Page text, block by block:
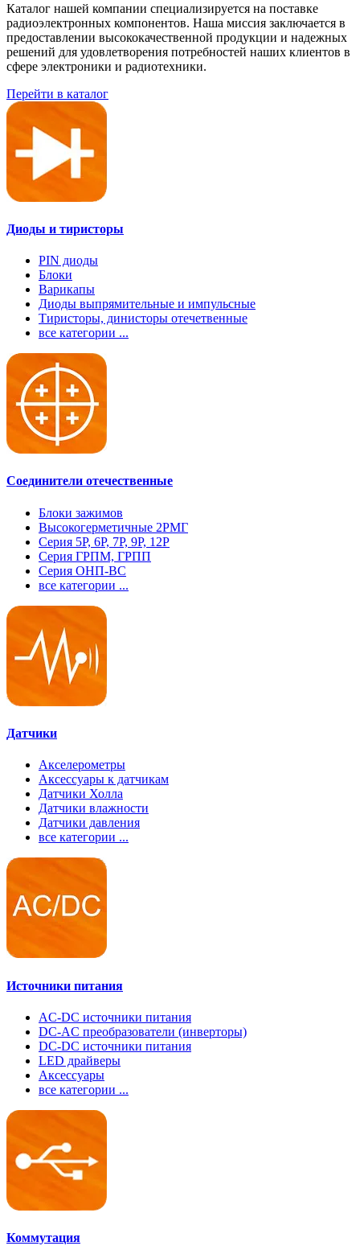
Каталог нашей компании специализируется на поставке
радиоэлектронных компонентов. Наша миссия заключается в
предоставлении высококачественной продукции и надежных
решений для удовлетворения потребностей наших клиентов в
сфере электроники и радиотехники.
Перейти в каталог
Диоды и тиристоры
PIN диоды
Блоки
Варикапы
Диоды выпрямительные и импульсные
Тиристоры, динисторы отечетвенные
все категории ...
Соединители отечественные
Блоки зажимов
Высокогерметичные 2РМГ
Серия 5Р, 6Р, 7Р, 9Р, 12Р
Серия ГРПМ, ГРПП
Серия ОНП-ВС
все категории ...
Датчики
Акселерометры
Аксессуары к датчикам
Датчики Холла
Датчики влажности
Датчики давления
все категории ...
Источники питания
AC-DC источники питания
DC-AC преобразователи (инверторы)
DC-DC источники питания
LED драйверы
Аксессуары
все категории ...
Коммутация